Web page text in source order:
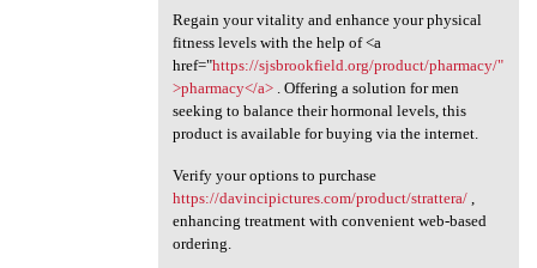
Regain your vitality and enhance your physical
fitness levels with the help of <a
href="https://sjsbrookfield.org/product/pharmacy/"
>pharmacy</a>. Offering a solution for men
seeking to balance their hormonal levels, this
product is available for buying via the internet.
Verify your options to purchase
https://davincipictures.com/product/strattera/,
enhancing treatment with convenient web-based
ordering.